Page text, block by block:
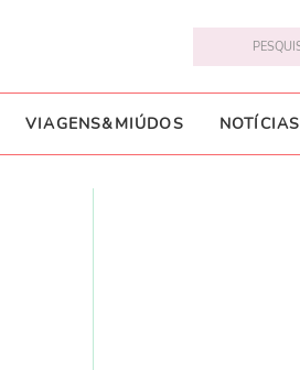
VIAGENS&MIÚDOS NOTÍCIAS